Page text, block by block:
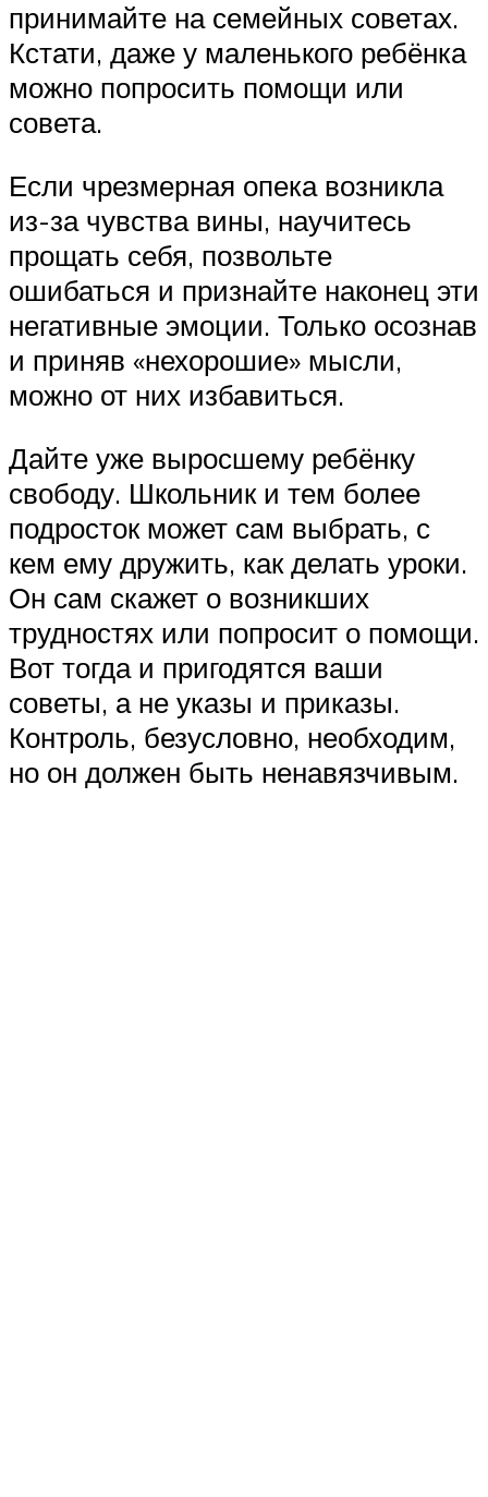
принимайте на семейных советах.
Кстати, даже у маленького ребёнка
можно попросить помощи или
совета.
Если чрезмерная опека возникла
из-за чувства вины, научитесь
прощать себя, позвольте
ошибаться и признайте наконец эти
негативные эмоции. Только осознав
и приняв «нехорошие» мысли,
можно от них избавиться.
Дайте уже выросшему ребёнку
свободу. Школьник и тем более
подросток может сам выбрать, с
кем ему дружить, как делать уроки.
Он сам скажет о возникших
трудностях или попросит о помощи.
Вот тогда и пригодятся ваши
советы, а не указы и приказы.
Контроль, безусловно, необходим,
но он должен быть ненавязчивым.